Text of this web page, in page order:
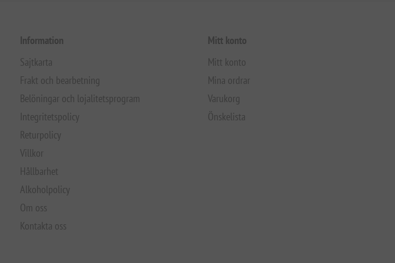
Information
Sajtkarta
Frakt och bearbetning
Belöningar och lojalitetsprogram
Integritetspolicy
Returpolicy
Villkor
Hållbarhet
Alkoholpolicy
Om oss
Kontakta oss
Mitt konto
Mitt konto
Mina ordrar
Varukorg
Önskelista